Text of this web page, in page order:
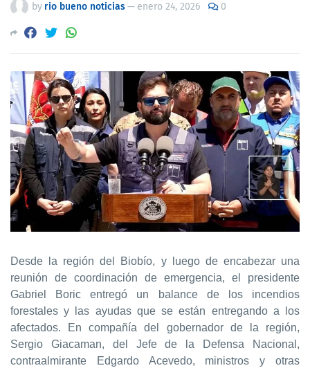
by rio bueno noticias— enero 24, 2026 0
Desde la región del Biobío, y luego de encabezar una
reunión de coordinación de emergencia, el presidente
Gabriel Boric entregó un balance de los incendios
forestales y las ayudas que se están entregando a los
afectados. En compañía del gobernador de la región,
Sergio Giacaman, del Jefe de la Defensa Nacional,
contraalmirante Edgardo Acevedo, ministros y otras